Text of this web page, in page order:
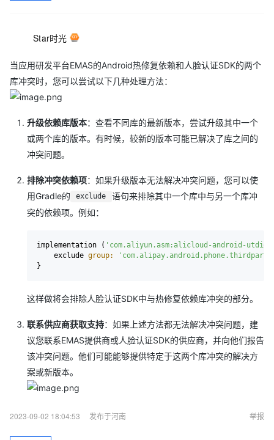
Star时光
当应用研发平台EMAS的Android热修复依赖和人脸认证SDK的两个
库冲突时，您可以尝试以下几种处理方法：
升级依赖库版本：查看不同库的最新版本，尝试升级其中一个
或两个库的版本。有时候，较新的版本可能已解决了库之间的
冲突问题。
排除冲突依赖项：如果升级版本无法解决冲突问题，您可以使
用Gradle的
exclude
语句来排除其中一个库中与另一个库冲
突的依赖项。例如：
implementation ( 'com.aliyun.asm:alicloud-android-utdid:
    exclude
group:
这样做将会排除人脸认证SDK中与热修复依赖库冲突的部分。
联系供应商获取支持：如果上述方法都无法解决冲突问题，建
议您联系EMAS提供商或人脸认证SDK的供应商，并向他们报告
该冲突问题。他们可能能够提供特定于这两个库冲突的解决方
案或新版本。
2023-09-02 18:04:53 发布于河南 举报